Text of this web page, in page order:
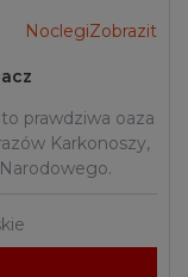
NoclegiZobrazit
prawdziwa oaza
Karkonoszy,